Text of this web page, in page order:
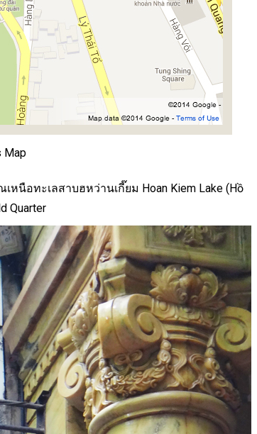
Map
เหนือทะเลสาบฮหว่านเกี๊ยม Hoan Kiem Lake (Hồ
Quarter